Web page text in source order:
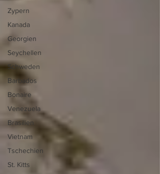
Zypern
Kanada
Georgien
Seychellen
Schweden
Barbados
Bonaire
Venezuela
Brasilien
Vietnam
Tschechien
St. Kitts